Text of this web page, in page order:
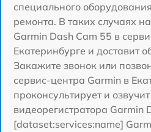
специального
ремонта. В таких случаях
Garmin Dash Cam 55 в
Екатеринбурге и доставит
Закажите звонок или
сервис-центра Garmin в
проконсультирует и
видеорегистратора Garmin
[dataset:services:name]